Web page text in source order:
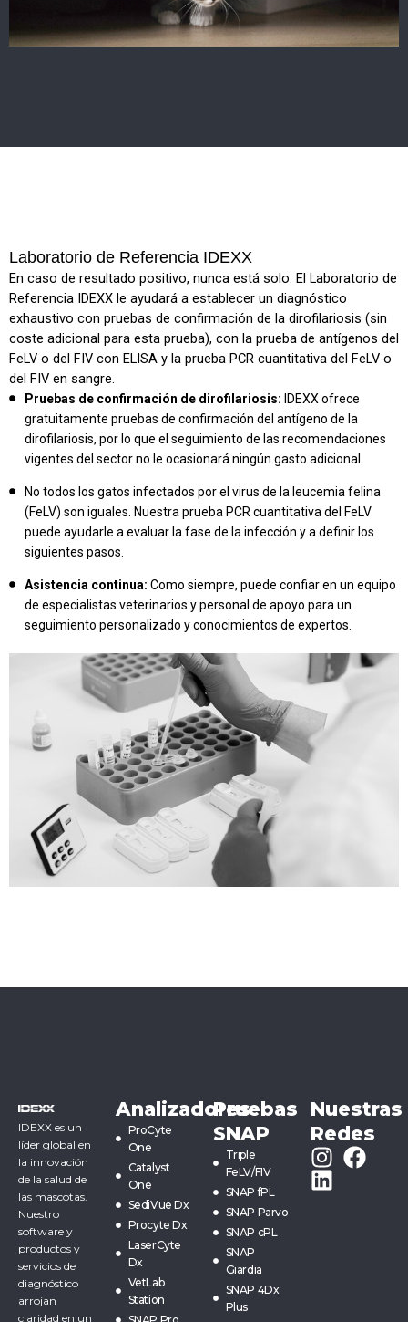
Laboratorio de Referencia IDEXX
En caso de resultado positivo, nunca está solo. El Laboratorio de
Referencia IDEXX le ayudará a establecer un diagnóstico
exhaustivo con pruebas de confirmación de la dirofilariosis (sin
coste adicional para esta prueba), con la prueba de antígenos del
FeLV o del FIV con ELISA y la prueba PCR cuantitativa del FeLV o
del FIV en sangre.
Pruebas de confirmación de dirofilariosis: IDEXX ofrece
gratuitamente pruebas de confirmación del antígeno de la
dirofilariosis, por lo que el seguimiento de las recomendaciones
vigentes del sector no le ocasionará ningún gasto adicional.
No todos los gatos infectados por el virus de la leucemia felina
(FeLV) son iguales. Nuestra prueba PCR cuantitativa del FeLV
puede ayudarle a evaluar la fase de la infección y a definir los
siguientes pasos.
Asistencia continua: Como siempre, puede confiar en un equipo
de especialistas veterinarios y personal de apoyo para un
seguimiento personalizado y conocimientos de expertos.
IDEXX es un
líder global en
la innovación
de la salud de
las mascotas.
Nuestro
software y
productos y
servicios de
diagnóstico
arrojan
claridad en un
Analizadores
ProCyte
One
Catalyst
One
SediVue Dx
Procyte Dx
LaserCyte
Dx
VetLab
Station
Pruebas
SNAP
Triple
FeLV/FIV
SNAP fPL
SNAP Parvo
SNAP cPL
SNAP
Giardia
SNAP 4Dx
Plus
Nuestras
Redes